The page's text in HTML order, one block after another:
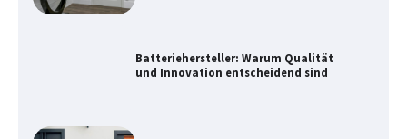
Gestaltung moderner Gebäude
zwischen Funktion und Ästhetik